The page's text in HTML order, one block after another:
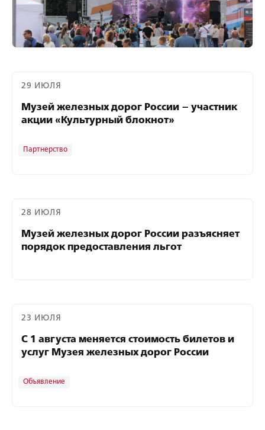
29 ИЮЛЯ
Музей железных дорог России – участник
акции «Культурный блокнот»
Партнерство
28 ИЮЛЯ
Музей железных дорог России разъясняет
порядок предоставления льгот
23 ИЮЛЯ
С 1 августа меняется стоимость билетов и
услуг Музея железных дорог России
Объявление